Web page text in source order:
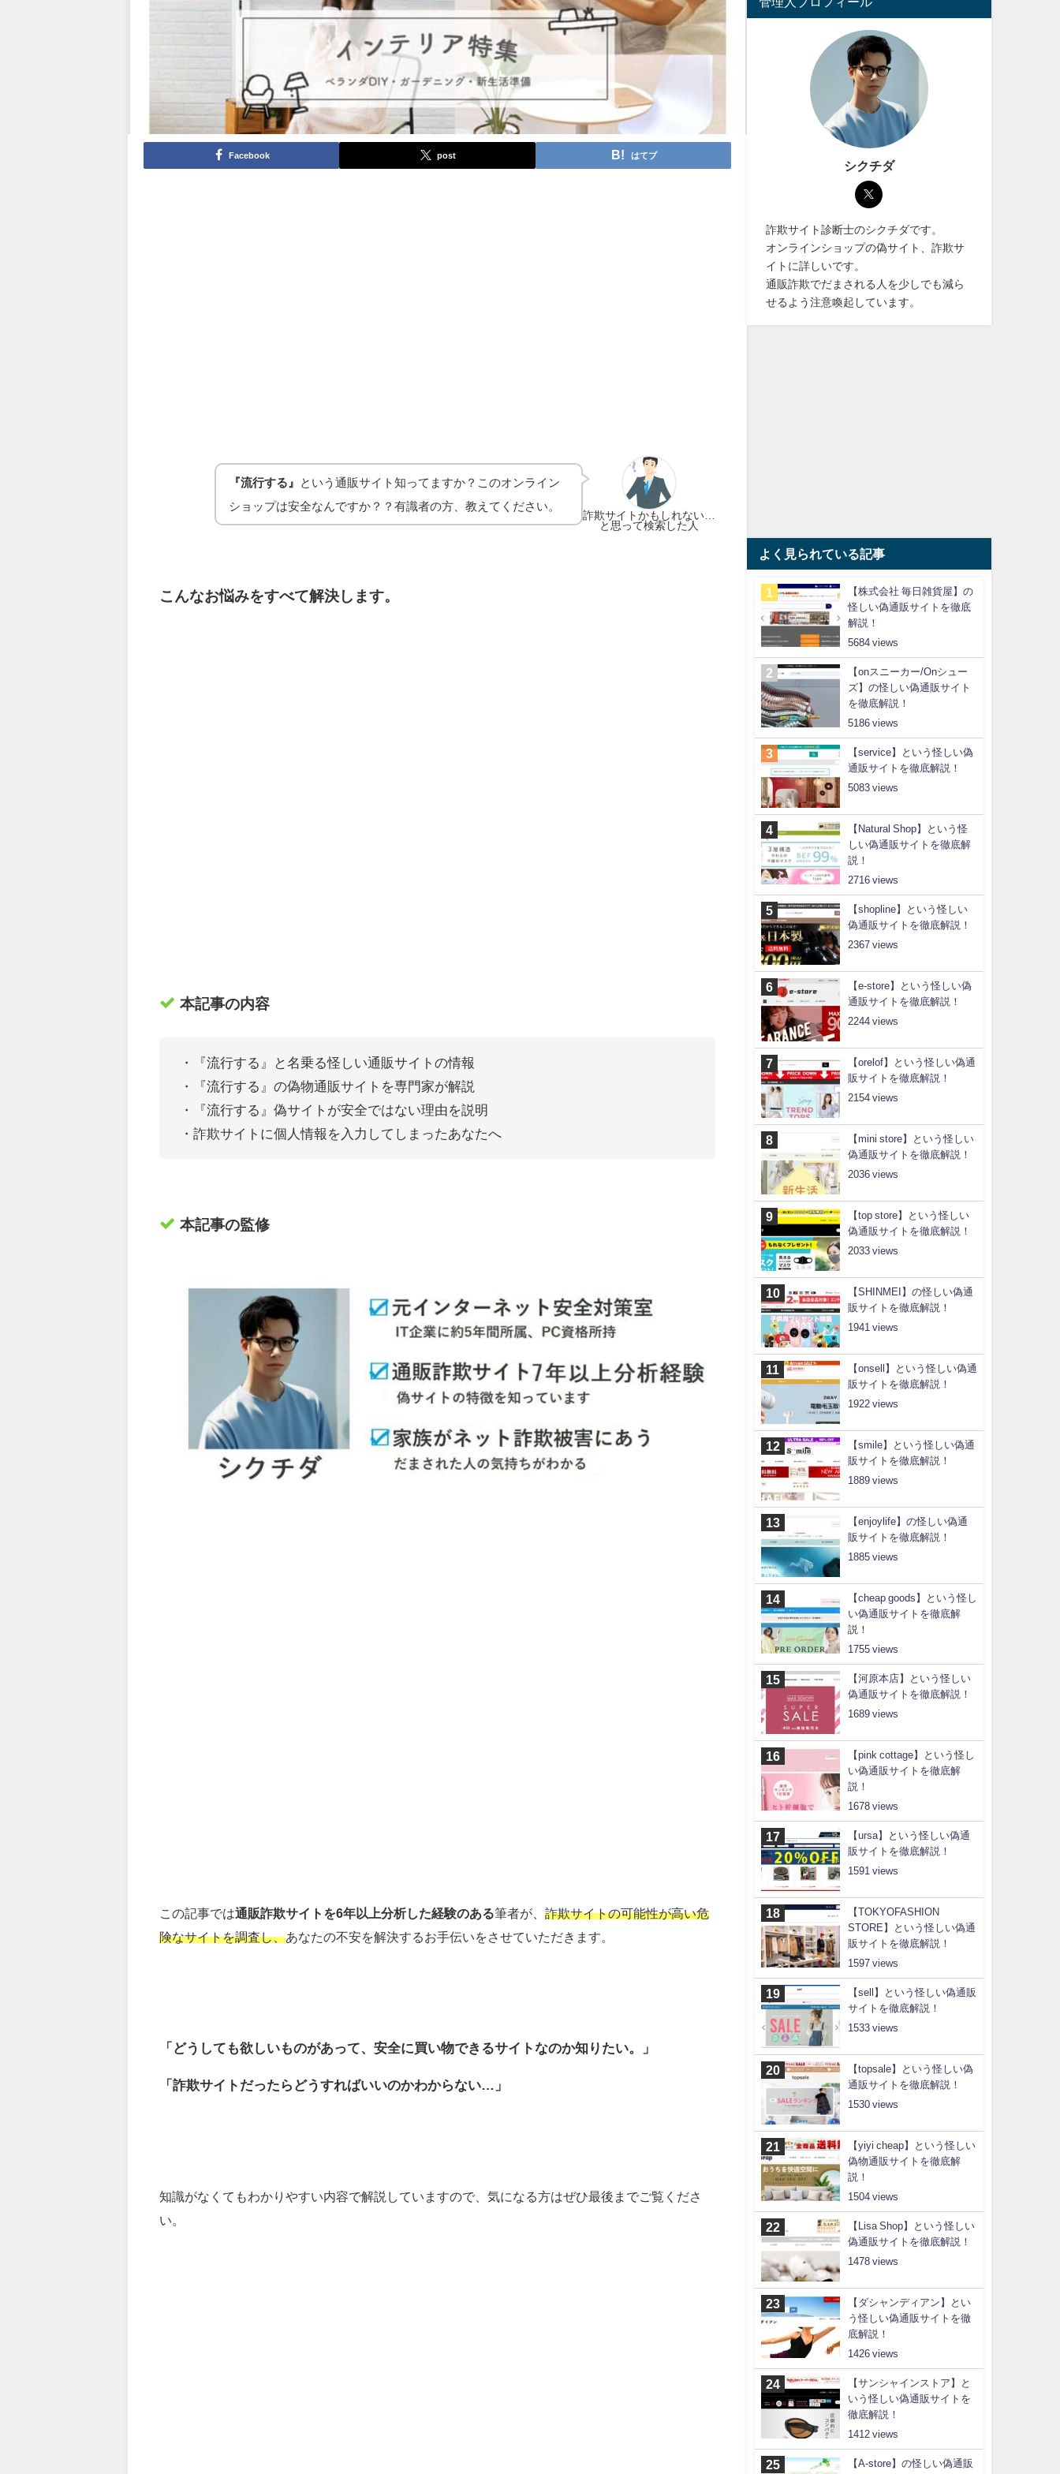
Facebook post はてブ
詐欺サイトかもしれない…
と思って検索した人
『流行する』
という通販サイト知ってますか？このオンライン
ショップは安全なんですか？？有識者の方、教えてください。
こんなお悩みをすべて解決します。
本記事の内容
・『流行する』
と名乗る怪しい通販サイトの情報
・『流行する』の偽物通販サイトを専門家が解説
・『流行する』偽サイトが安全ではない理由を説明
・詐欺サイトに個人情報を入力してしまったあなたへ
本記事の監修
この記事では通販詐欺サイトを6年以上分析した経験のある筆者が、詐欺サイトの可能性が高い危
険なサイトを調査し、あなたの不安を解決するお手伝いをさせていただきます。
「どうしても欲しいものがあって、安全に買い物できるサイトなのか知りたい。」
「詐欺サイトだったらどうすればいいのかわからない…」
知識がなくてもわかりやすい内容で解説していますので、気になる方はぜひ最後までご覧くださ
い。
シクチダ
詐欺サイト診断士のシクチダです。
オンラインショップの偽サイト、詐欺サ
イトに詳しいです。
通販詐欺でだまされる人を少しでも減ら
せるよう注意喚起しています。
よく見られている記事
【株式会社 毎日雑貨屋】の
怪しい偽通販サイトを徹底
解説！
5684
【onスニーカー/Onシュー
ズ】の怪しい偽通販サイト
を徹底解説！
5186
【service】という怪しい偽
通販サイトを徹底解説！
5083
【Natural Shop】という怪
しい偽通販サイトを徹底解
説！
2716
【shopline】という怪しい
偽通販サイトを徹底解説！
2367
【e-store】という怪しい偽
通販サイトを徹底解説！
2244
【orelof】という怪しい偽通
販サイトを徹底解説！
2154
【mini store】という怪しい
偽通販サイトを徹底解説！
2036
【top store】という怪しい
偽通販サイトを徹底解説！
2033
【SHINMEI】の怪しい偽通
販サイトを徹底解説！
1941
【onsell】という怪しい偽通
販サイトを徹底解説！
1922
【smile】という怪しい偽通
販サイトを徹底解説！
1889
【enjoylife】の怪しい偽通
販サイトを徹底解説！
1885
【cheap goods】という怪し
い偽通販サイトを徹底解
説！
1755
【河原本店】という怪しい
偽通販サイトを徹底解説！
1689
【pink cottage】という怪し
い偽通販サイトを徹底解
説！
1678
【ursa】という怪しい偽通
販サイトを徹底解説！
1591
【TOKYOFASHION
STORE】という怪しい偽通
販サイトを徹底解説！
1597
【sell】という怪しい偽通販
サイトを徹底解説！
1533
【topsale】という怪しい偽
通販サイトを徹底解説！
1530
【yiyi cheap】という怪しい
偽物通販サイトを徹底解
説！
1504
【Lisa Shop】という怪しい
偽通販サイトを徹底解説！
1478
【ダシャンディアン】とい
う怪しい偽通販サイトを徹
底解説！
1426
【サンシャインストア】と
いう怪しい偽通販サイトを
徹底解説！
1412
【A-store】の怪しい偽通販